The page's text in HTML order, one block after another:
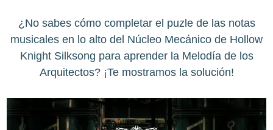
¿No sabes cómo completar el puzle de las notas
musicales en lo alto del Núcleo Mecánico de Hollow
Knight Silksong para aprender la Melodía de los
Arquitectos? ¡Te mostramos la solución!